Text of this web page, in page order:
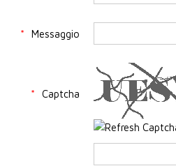
Messaggio
Captcha